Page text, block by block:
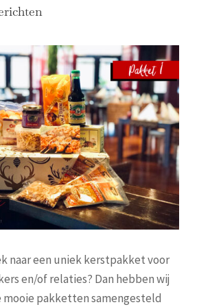
naar een uniek kerstpakket voor
en/of relaties? Dan hebben wij
pakketten samengesteld